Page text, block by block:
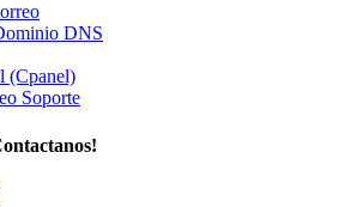
DNS
(Cpanel)
Soporte